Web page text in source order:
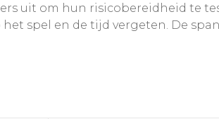
uit om hun risicobereidheid te
spel en de tijd vergeten. De